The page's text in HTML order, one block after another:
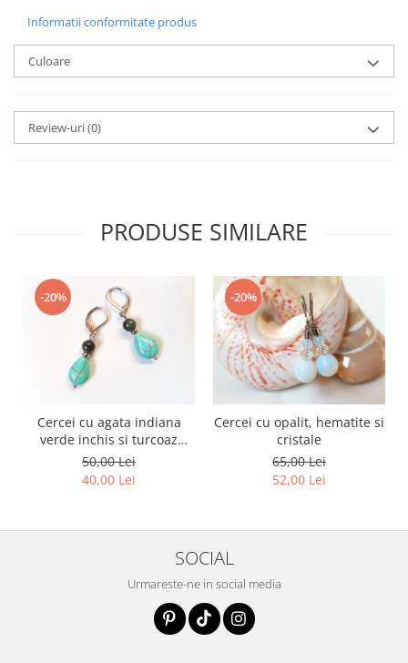
Informatii conformitate produs
Culoare
Review-uri(0)
PRODUSE SIMILARE
-20%
Cercei cu agata indiana
verde inchis si turcoaz
reconstituit
50,00 Lei
40,00 Lei
-20%
Cercei cu opalit, hematite si
cristale
65,00 Lei
52,00 Lei
SOCIAL
Urmareste-ne in social media